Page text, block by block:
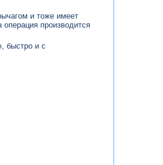
и тоже имеет
производится
быстро и с